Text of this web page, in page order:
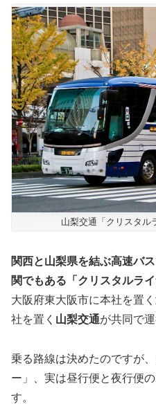
山梨交通「クリスタル
関西と山梨県を結ぶ高速バ
関でもある「クリスタルライ
大阪府東大阪市に本社を置く
社を置く 山梨交通が共同で
乗る路線は決めたのですが
ー」、実は昼行便と夜行便
す。